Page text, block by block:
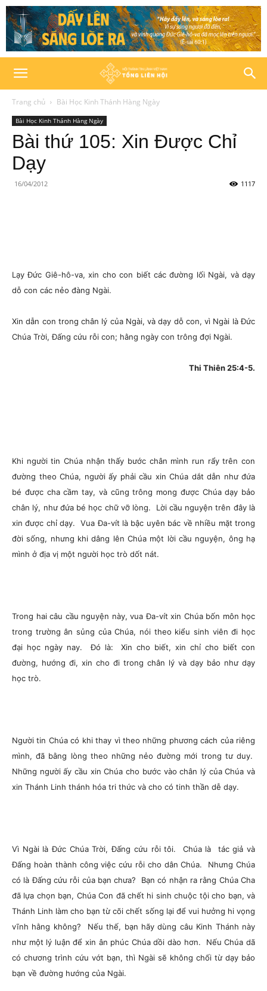
Trang chủ Bài Học Kinh Thánh Hàng Ngày
Bài Học Kinh Thánh Hàng Ngày
Bài thứ 105: Xin Được Chỉ
Dạy
16/04/2012 1117
Lạy Đức Giê-hô-va, xin cho con biết các đường lối Ngài, và dạy
dỗ con các nẻo đàng Ngài.
Xin dẫn con trong chân lý của Ngài, và dạy dỗ con, vì Ngài là Đức
Chúa Trời, Đấng cứu rỗi con; hằng ngày con trông đợi Ngài.
Thi Thiên 25:4-5.
Khi người tin Chúa nhận thấy bước chân mình run rẩy trên con
đường theo Chúa, người ấy phải cầu xin Chúa dắt dẫn như đứa
bé được cha cầm tay, và cũng trông mong được Chúa dạy bảo
chân lý, như đứa bé học chữ vỡ lòng. Lời cầu nguyện trên đây là
xin được chỉ dạy. Vua Đa-vít là bậc uyên bác về nhiều mặt trong
đời sống, nhưng khi dâng lên Chúa một lời cầu nguyện, ông hạ
mình ở địa vị một người học trò dốt nát.
Trong hai câu cầu nguyện này, vua Đa-vít xin Chúa bốn môn học
trong trường ân sủng của Chúa, nói theo kiểu sinh viên đi học
đại học ngày nay. Đó là: Xin cho biết, xin chỉ cho biết con
đường, hướng đi, xin cho đi trong chân lý và dạy bảo như dạy
học trò.
Người tin Chúa có khi thay vì theo những phương cách của riêng
mình, đã bằng lòng theo những nẻo đường mới trong tư duy.
Những người ấy cầu xin Chúa cho bước vào chân lý của Chúa và
xin Thánh Linh thánh hóa tri thức và cho có tinh thần dễ dạy.
Vì Ngài là Đức Chúa Trời, Đấng cứu rỗi tôi. Chúa là tác giả và
Đấng hoàn thành công việc cứu rỗi cho dân Chúa. Nhưng Chúa
có là Đấng cứu rỗi của bạn chưa? Bạn có nhận ra rằng Chúa Cha
đã lựa chọn bạn, Chúa Con đã chết hi sinh chuộc tội cho bạn, và
Thánh Linh làm cho bạn từ cõi chết sống lại để vui hưởng hi vọng
vĩnh hằng không? Nếu thế, bạn hãy dùng câu Kinh Thánh này
như một lý luận để xin ân phúc Chúa dồi dào hơn. Nếu Chúa dã
có chương trình cứu vớt bạn, thì Ngài sẽ không chối từ dạy bảo
bạn về đường hướng của Ngài.